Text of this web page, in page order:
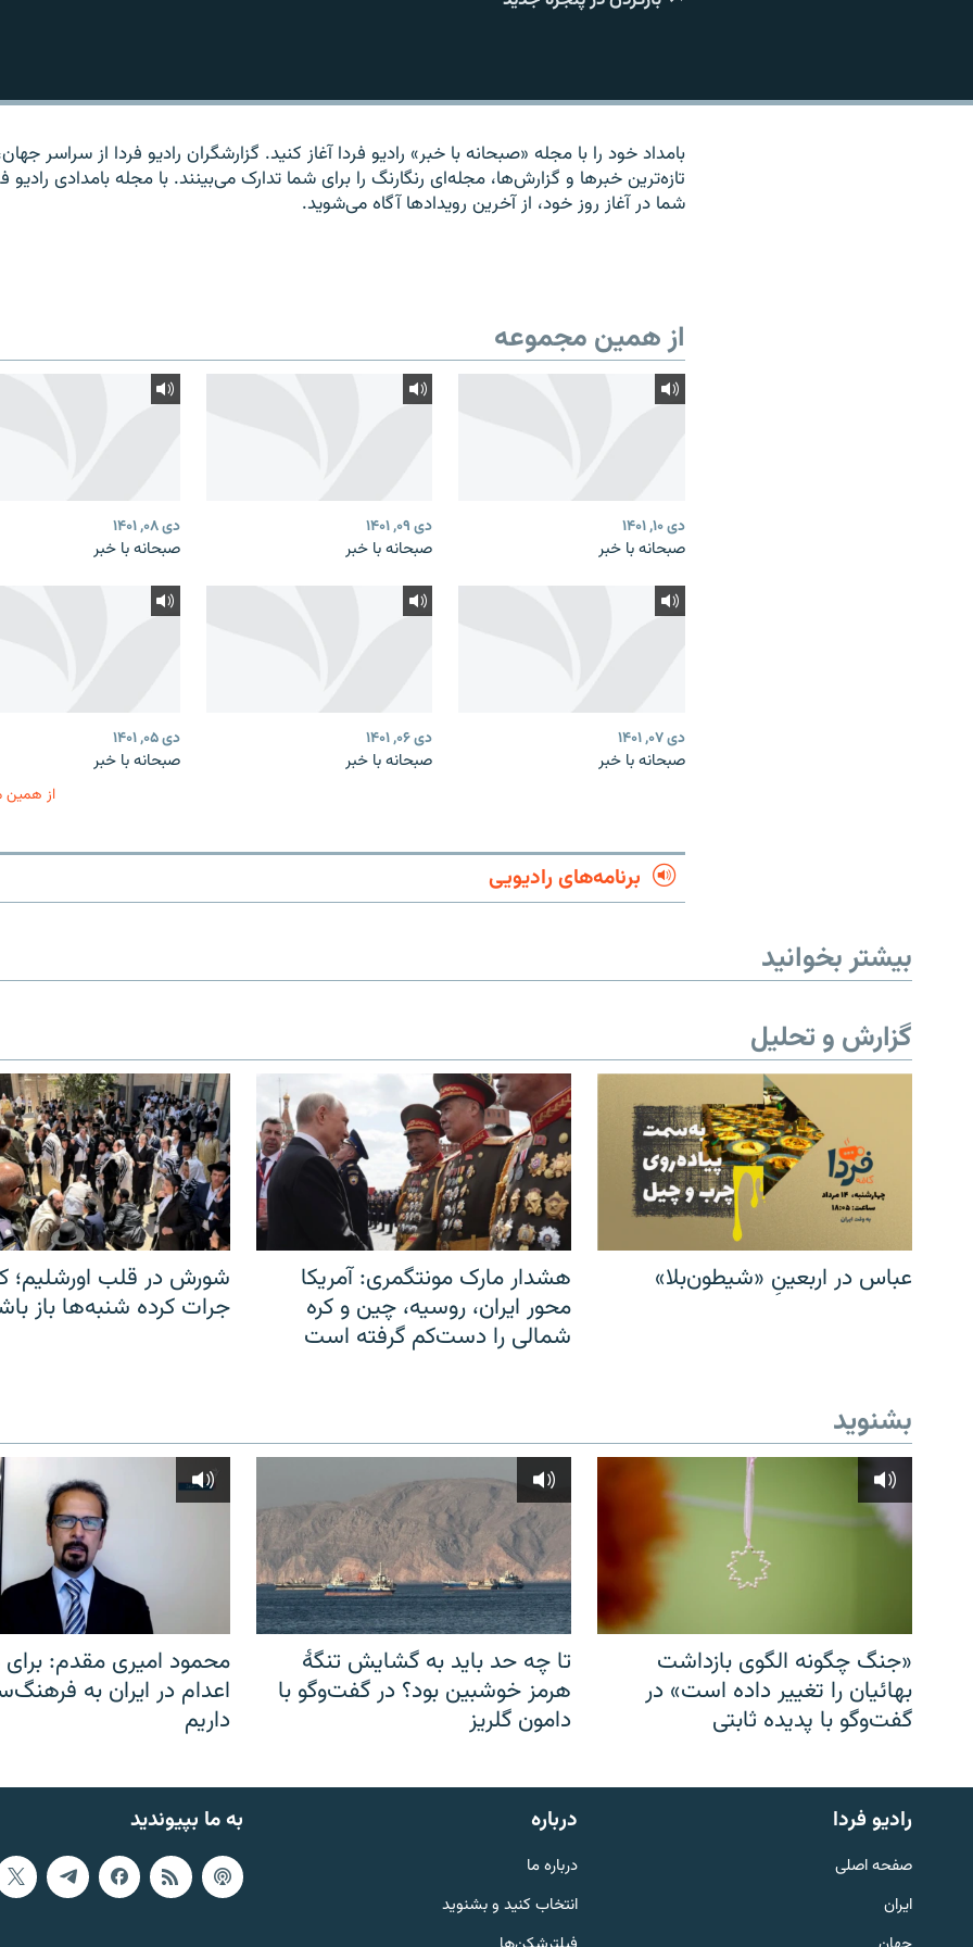
English
به ما بپیوندید
بامداد خود را با مجله «صبحانه با خبر» راديو فردا آغاز کنيد. گزارشگران راديو فردا از سراسر
تازه‌ترين خبرها و گزارش‌ها، مجله‌ای رنگارنگ را برای شما تدارک می‌بينند. با مجله بامدادی راديو
شما در آغاز روز خود، از آخرين رويدادها آگاه می‌شويد.
از همین مجموعه
دی ۱۰, ۱۴۰۱
صبحانه با خبر
دی ۰۹, ۱۴۰۱
صبحانه با خبر
دی ۰۸, ۱۴۰۱
صبحانه با خبر
دی ۰۷, ۱۴۰۱
صبحانه با خبر
دی ۰۶, ۱۴۰۱
صبحانه با خبر
دی ۰۵, ۱۴۰۱
صبحانه با خبر
از همین
برنامه‌های رادیویی
بیشتر بخوانید
گزارش و تحلیل
عباس در اربعینِ «شیطون‌بلا»
هشدار مارک مونتگمری: آمریکا
محور ایران، روسیه، چین و کره
شمالی را دست‌کم گرفته است
شورش در قلب اورشلیم؛
جرات کرده شنبه‌ها باز
بشنوید
«جنگ چگونه الگوی بازداشت
بهائیان را تغییر داده است» در
گفت‌وگو با پدیده ثابتی
تا چه حد باید به گشایش تنگهٔ
هرمز خوشبین بود؟ در گفت‌وگو با
دامون گلریز
محمود امیری مقدم: برای
اعدام در ایران به
داریم
به ما بپیوندید رادیو فردا
صفحه اصلی
ایران
درباره
درباره ما
انتخاب کنید و بشنوید